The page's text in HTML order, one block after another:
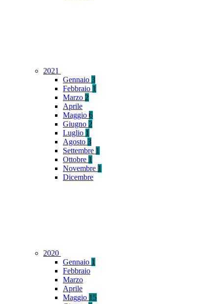
2021
Gennaio 3
Febbraio 1
Marzo 2
Aprile
Maggio 6
Giugno 2
Luglio 1
Agosto 3
Settembre 1
Ottobre 1
Novembre 1
Dicembre
2020
Gennaio 1
Febbraio
Marzo
Aprile
Maggio 15